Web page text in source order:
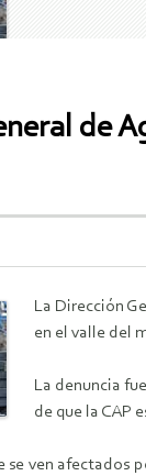
de
La Dirección
en el valle del
La denuncia
de que la CAP
se ven afectados